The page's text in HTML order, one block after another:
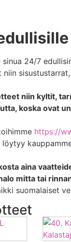
24/7
niin
niin kyltit,
koska ovat
https://
aina
mitta tai
suomalaiset